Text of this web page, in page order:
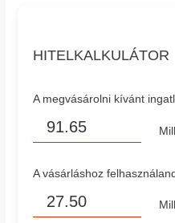
HITELKALKULÁTOR
A megvásárolni kívánt
A vásárláshoz